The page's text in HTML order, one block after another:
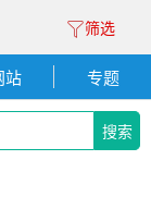
筛选
站 专题
搜索